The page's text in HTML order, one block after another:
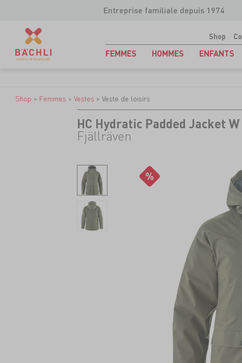
Entreprise familiale depuis 1974
Shop
FEMMES HOMMES ENFANTS
Shop > Femmes > Vestes > Veste de loisirs
HC Hydratic Padded Jacket W
Fjällräven